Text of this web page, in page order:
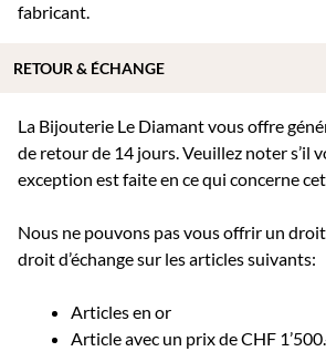
fabricant.
La Bijouterie Le Diamant vous offre
de retour de 14 jours. Veuillez noter s’il
exception est faite en ce qui concerne
Nous ne pouvons pas vous offrir un
droit d’échange sur les articles suivants:
Articles en or
Article avec un prix de CHF
RETOUR & ÉCHANGE